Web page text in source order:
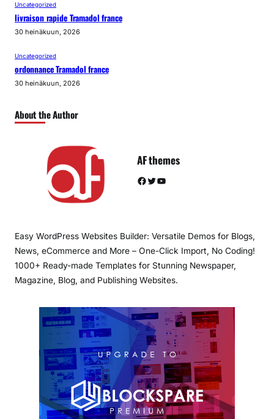
Uncategorized
livraison rapide Tramadol france
30 heinäkuun, 2026
Uncategorized
ordonnance Tramadol france
30 heinäkuun, 2026
About the Author
AF themes
Facebook Twitter YouTube
Easy WordPress Websites Builder: Versatile Demos for Blogs,
News, eCommerce and More – One-Click Import, No Coding!
1000+ Ready-made Templates for Stunning Newspaper,
Magazine, Blog, and Publishing Websites.